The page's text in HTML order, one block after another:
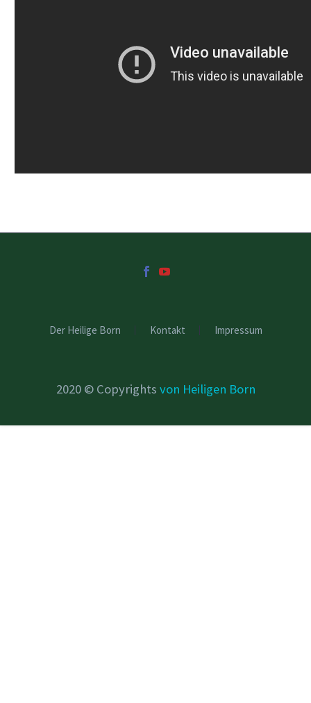
Der Heilige Born Kontakt Impressum
2020 © Copyrights von Heiligen Born